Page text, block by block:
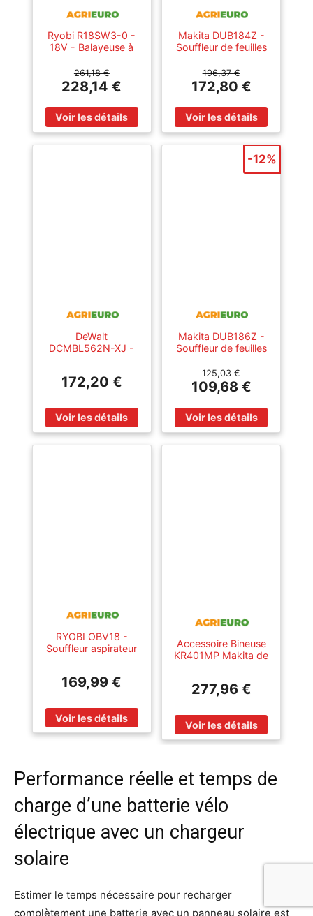
Ryobi R18SW3-0 -
18V - Balayeuse à
ramassage - SANS
BATTERIE NI
CHARGEUR
261,18 €
228,14 €
Makita DUB184Z -
Souffleur de feuilles
BATTERIE NI
CHARGEUR
196,37 €
172,80 €
DeWalt
DCMBL562N-XJ -
SANS BATTERIE NI
172,20 €
Makita DUB186Z -
Souffleur de feuilles
BATTERIE NI
CHARGEUR
125,03 €
109,68 €
-12%
RYOBI OBV18 -
Souffleur aspirateur
CHARGEUR
169,99 €
Accessoire Bineuse
KR401MP Makita de
INCLUS
277,96 €
Performance réelle et temps de
charge d’une batterie vélo
électrique avec un chargeur
solaire
Estimer le temps nécessaire pour recharger
complètement une batterie avec un panneau solaire est